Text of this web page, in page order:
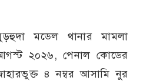
মডেল থানার মামলা
২০২৬, পেনাল কোডের
৪ নম্বর আসামি নুর